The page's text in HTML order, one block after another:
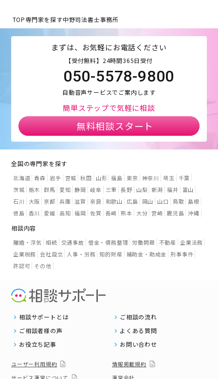
TOP専門家を探す中野司法書士事務所
まずは、お気軽にお電話ください
【受付無料】24時間365日受付
050-5578-9800
自動音声サービスでご案内します
簡単ステップで気軽に相談
無料相談スタート
全国の専門家を探す
北海道 青森 岩手 宮城 秋田 山形 福島 東京 神奈川 埼玉
千葉
茨城 栃木 群馬 愛知 静岡 岐阜 三重 長野 山梨 新潟 福井
富山
石川
大阪 京都 兵庫 滋賀 奈良 和歌山 広島 岡山 山口 鳥取
島根
徳島 香川 愛媛 高知 福岡 佐賀 長崎 熊本 大分 宮崎 鹿児島 沖縄
相談内容
離婚・浮気 相続 交通事故 借金・債務整理 労働問題 不動産 企業法務
企業税務 会社設立 人事・労務 知的財産 補助金・助成金 刑事事件
許認可 その他
相談サポートとは
ご相談の流れ
ご相談者様の声
よくある質問
お役立ち記事
お問い合わせ
ユーザー利用規約
情報掲載規約